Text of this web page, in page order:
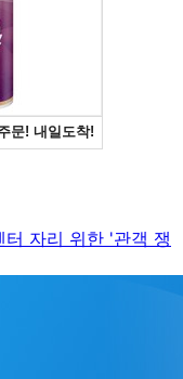
터 자리 위한 '관객 쟁